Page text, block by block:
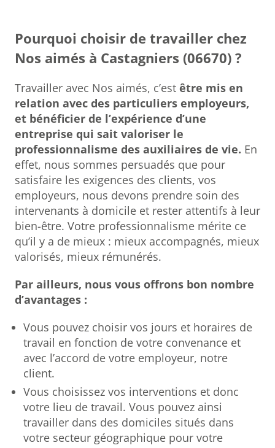
Pourquoi choisir de travailler chez
Nos aimés à Castagniers (06670) ?
Travailler avec Nos aimés, c’est être mis en
relation avec des particuliers employeurs,
et bénéficier de l’expérience d’une
entreprise qui sait valoriser le
professionnalisme des auxiliaires de vie. En
effet, nous sommes persuadés que pour
satisfaire les exigences des clients, vos
employeurs, nous devons prendre soin des
intervenants à domicile et rester attentifs à leur
bien-être. Votre professionnalisme mérite ce
qu’il y a de mieux : mieux accompagnés, mieux
valorisés, mieux rémunérés.
Par ailleurs, nous vous offrons bon nombre
d’avantages :
Vous pouvez choisir vos jours et horaires de
travail en fonction de votre convenance et
avec l’accord de votre employeur, notre
client.
Vous choisissez vos interventions et donc
votre lieu de travail. Vous pouvez ainsi
travailler dans des domiciles situés dans
votre secteur géographique pour votre